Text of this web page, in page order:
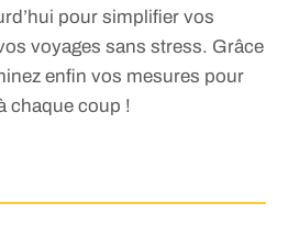
pour simplifier vos
voyages sans stress. Grâce
enfin vos mesures pour
chaque coup !